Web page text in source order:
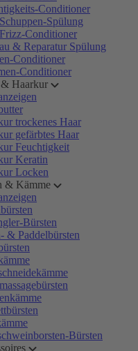
Conditioner
Spülung
Conditioner
& Reparatur Spülung
Conditioner
Conditioner
& Haarkur
trockenes Haar
gefärbtes Haar
Feuchtigkeit
Keratin
Locken
& Kämme
Bürsten
& Paddelbürsten
Bürsten